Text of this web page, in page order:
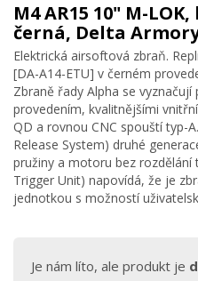
M4 AR15 10" M-
černá, Delta
Elektrická airsoftová zbraň.
[DA-A14-ETU] v černém
Zbraně řady Alpha se
provedením, kvalitnějšími
QD a rovnou CNC spouští typ-
Release System) druhé
pružiny a motoru bez rozdělání
Trigger Unit) napovídá, že je
jednotkou s možností
Je nám líto, ale produkt je